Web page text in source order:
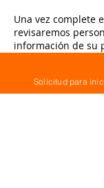
Una vez complete
revisaremos
información de su
Posteriormente
usted para
modalidad y todos
Solicitud para